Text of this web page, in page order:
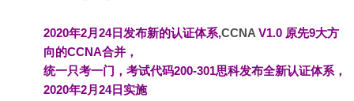
2020年2月24日发布新的认证体系,CCNA V1.0 原先9大方
向的CCNA合并，
统一只考一门， 考试代码200-301思科发布全新认证体系，
2020年2月24日实施